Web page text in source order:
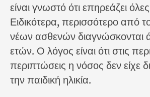
είναι γνωστό ότι επηρεάζει όλες
Ειδικότερα, περισσότερο από
νέων ασθενών
ετών. Ο λόγος είναι ότι στις
περιπτώσεις η νόσος δεν είχε
την παιδική ηλικία.